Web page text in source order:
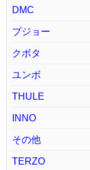
DMC
プジョー
クボタ
ユンボ
THULE
INNO
その他
TERZO